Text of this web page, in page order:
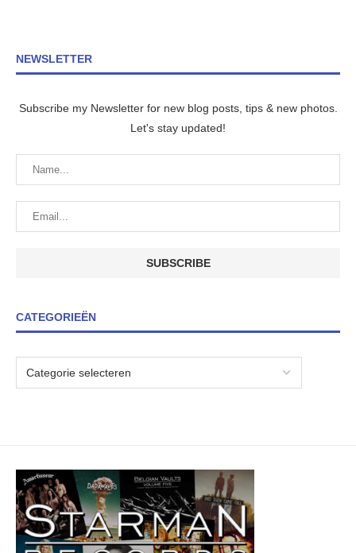
NEWSLETTER
Subscribe my Newsletter for new blog posts, tips & new photos.
Let's stay updated!
CATEGORIEËN